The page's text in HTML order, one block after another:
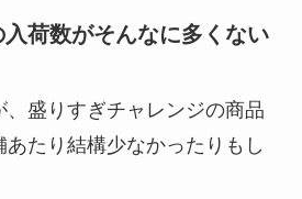
荷数がそんなに多くない
、盛りすぎチャレンジの商品
たり結構少なかったりもし